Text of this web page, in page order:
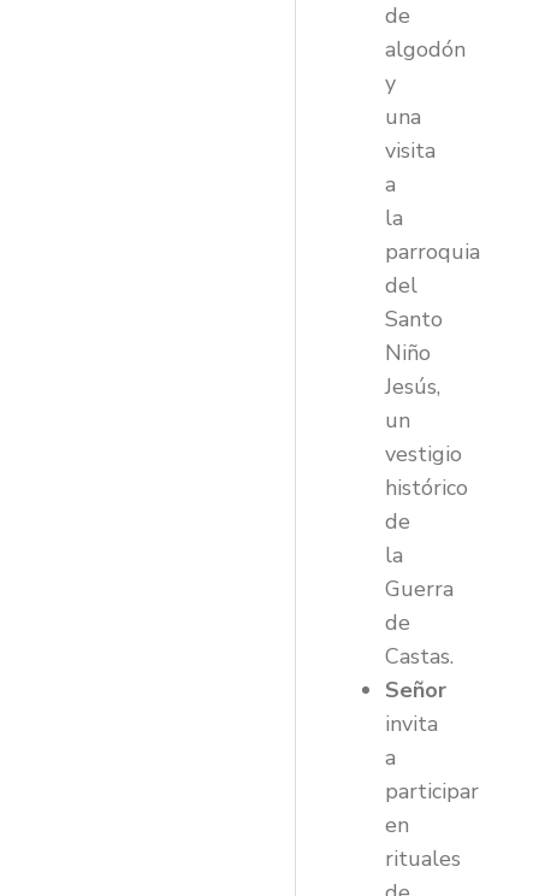
de
algodón
y
una
visita
a
la
parroquia
del
Santo
Niño
Jesús,
un
vestigio
histórico
de
la
Guerra
de
Castas.
Señor
invita
a
participar
en
rituales